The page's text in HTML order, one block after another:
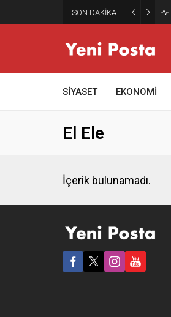
SON DAKİKA
SİYASET EKONOMİ
El Ele
İçerik bulunamadı.